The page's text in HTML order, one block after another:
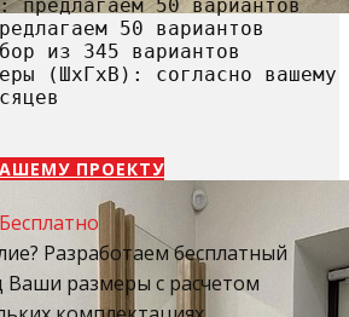
предлагаем 50 вариантов
50 вариантов
из 345 вариантов
(ШхГхВ): согласно вашему
ПРОЕКТУ
Бесплатно
Разработаем бесплатный
Ваши размеры с расчетом